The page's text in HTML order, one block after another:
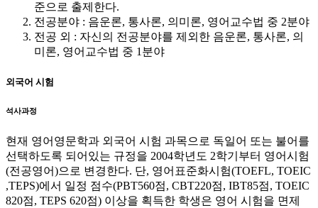
준으로 출제한다.
전공분야 : 음운론, 통사론, 의미론, 영어교수법 중 2분야
전공 외 : 자신의 전공분야를 제외한 음운론, 통사론, 의
미론, 영어교수법 중 1분야
외국어 시험
석사과정
현재 영어영문학과 외국어 시험 과목으로 독일어 또는 불어를
선택하도록 되어있는 규정을 2004학년도 2학기부터 영어시험
(전공영어)으로 변경한다. 단, 영어표준화시험(TOEFL, TOEIC
,TEPS)에서 일정 점수(PBT560점, CBT220점, IBT85점, TOEIC
820점, TEPS 620점) 이상을 획득한 학생은 영어 시험을 면제